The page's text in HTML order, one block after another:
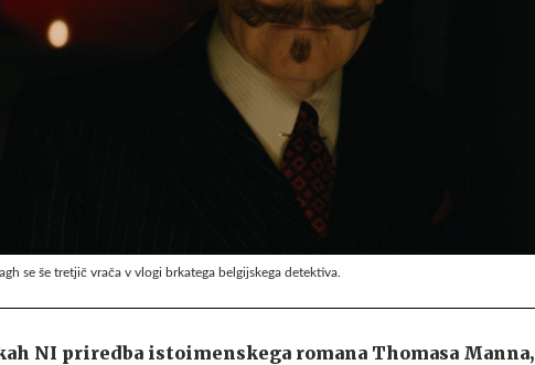
se še tretjič vrača v vlogi brkatega belgijskega detektiva.
NI priredba istoimenskega romana Thomasa Manna,